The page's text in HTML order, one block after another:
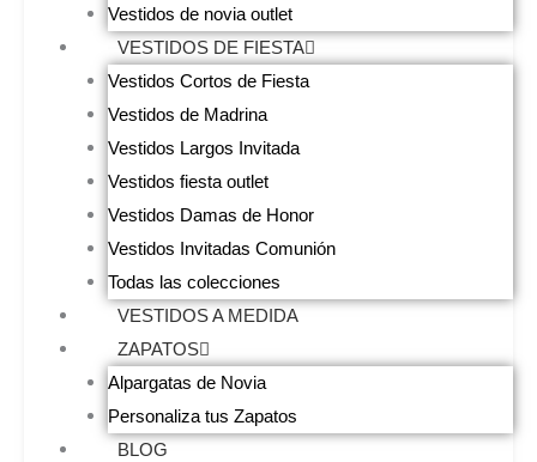
Vestidos de novia outlet
VESTIDOS DE FIESTA
Vestidos Cortos de Fiesta
Vestidos de Madrina
Vestidos Largos Invitada
Vestidos fiesta outlet
Vestidos Damas de Honor
Vestidos Invitadas Comunión
Todas las colecciones
VESTIDOS A MEDIDA
ZAPATOS
Alpargatas de Novia
Personaliza tus Zapatos
BLOG